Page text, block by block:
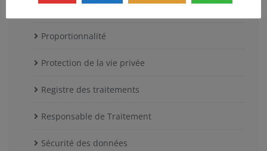
Proportionnalité
Protection de la vie privée
Registre des traitements
Responsable de Traitement
Sécurité des données